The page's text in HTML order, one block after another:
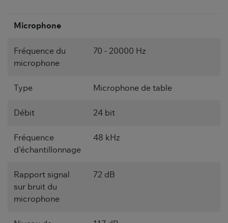
Microphone
Fréquence du
microphone
70 - 20000 Hz
Type Microphone de table
Débit 24 bit
Fréquence
d'échantillonnage
48 kHz
Rapport signal
sur bruit du
microphone
72 dB